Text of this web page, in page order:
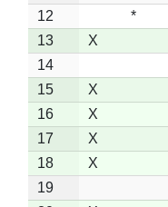
12
*
13
X
14
15
X
16
X
17
X
18
X
19